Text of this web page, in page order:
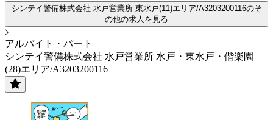
シンテイ警備株式会社 水戸営業所 東水戸(11)エリア/A3203200116のそ
の他の求人を見る
アルバイト・パート
シンテイ警備株式会社 水戸営業所 水戸・東水戸・偕楽園
(28)エリア/A3203200116